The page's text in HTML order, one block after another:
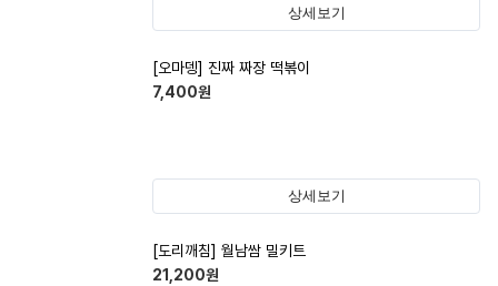
상세보기
[오마뎅] 진짜 짜장 떡볶이
7,400원
상세보기
[도리깨침] 월남쌈 밀키트
21,200원